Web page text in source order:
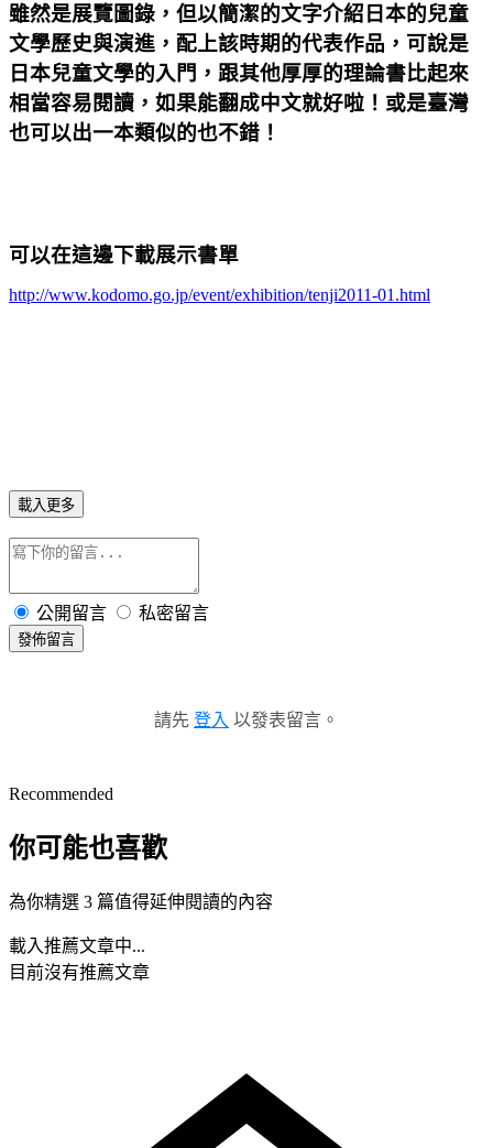
雖然是展覽圖錄，但以簡潔的文字介紹日本的兒童
文學歷史與演進，配上該時期的代表作品，可說是
日本兒童文學的入門，跟其他厚厚的理論書比起來
相當容易閱讀，如果能翻成中文就好啦！或是臺灣
也可以出一本類似的也不錯！
可以在這邊下載展示書單
http://www.kodomo.go.jp/event/exhibition/tenji2011-01.html
載入更多
公開留言 私密留言
發佈留言
請先 登入 以發表留言。
Recommended
你可能也喜歡
為你精選 3 篇值得延伸閱讀的內容
載入推薦文章中...
目前沒有推薦文章